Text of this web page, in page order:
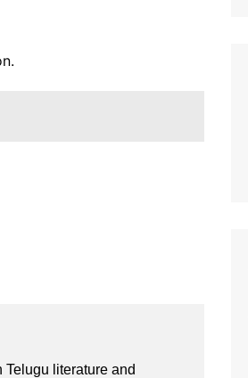
literature and